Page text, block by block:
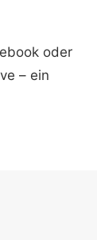
oder
– ein